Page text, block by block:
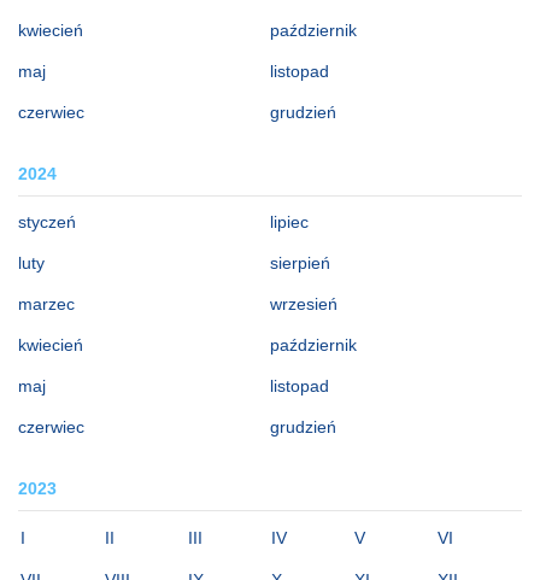
kwiecień
maj
czerwiec
październik
listopad
grudzień
2024
styczeń
luty
marzec
kwiecień
maj
czerwiec
lipiec
sierpień
wrzesień
październik
listopad
grudzień
2023
I II III IV V VI